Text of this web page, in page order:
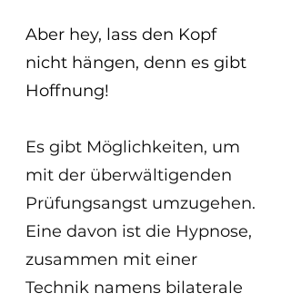
Aber hey, lass den Kopf
nicht hängen, denn es gibt
Hoffnung!
Es gibt Möglichkeiten, um
mit der überwältigenden
Prüfungsangst umzugehen.
Eine davon ist die Hypnose,
zusammen mit einer
Technik namens bilaterale